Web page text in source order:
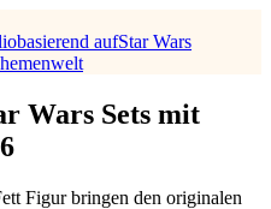
basierend aufStar Wars
Wars Sets mit
Figur bringen den originalen